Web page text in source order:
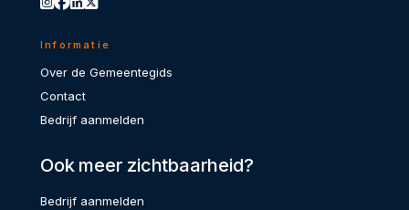
Informatie
Over de Gemeentegids
Contact
Bedrijf aanmelden
Ook meer zichtbaarheid?
Bedrijf aanmelden